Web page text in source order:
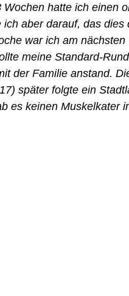
Wochen hatte ich einen
ich aber darauf, das
war ich am
meine Standard-
der Familie anstand.
später folgte ein
es keinen Muskelkater